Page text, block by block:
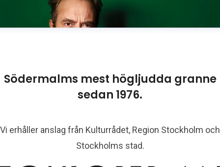
Södermalms mest högljudda granne
sedan 1976.
Vi erhåller anslag från Kulturrådet, Region Stockholm och
Stockholms stad.